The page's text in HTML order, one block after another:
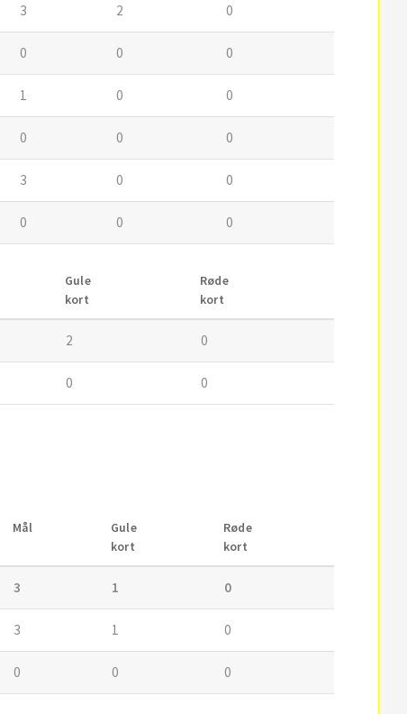
3 2 0
0 0 0
1 0 0
0 0 0
3 0 0
0 0 0
Gule
kort
Røde
kort
2 0
0 0
Mål
Gule
kort
Røde
kort
3 1 0
3 1 0
0 0 0